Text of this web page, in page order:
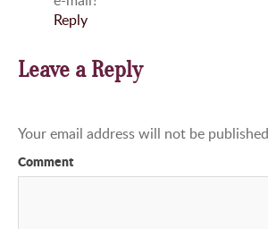
Reply
Leave a Reply
Your email address will not be
Comment